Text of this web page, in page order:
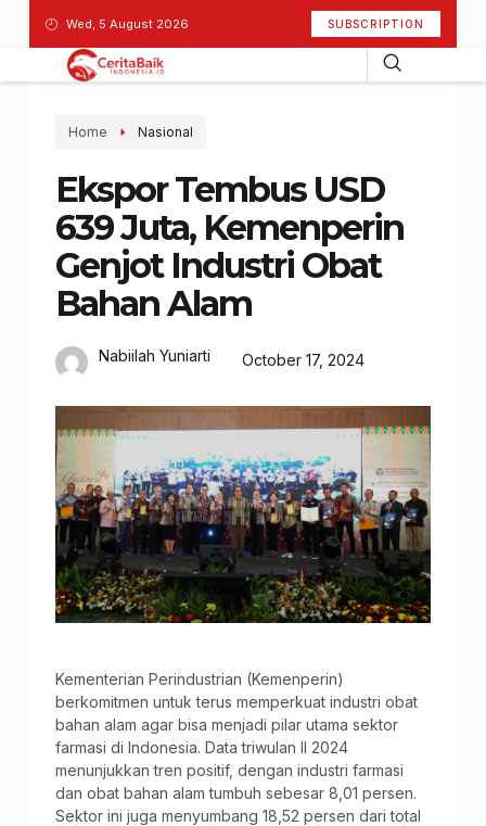
Wed, 5 August 2026 SUBSCRIPTION
Home Nasional
Ekspor Tembus USD
639 Juta, Kemenperin
Genjot Industri Obat
Bahan Alam
Nabiilah Yuniarti October 17, 2024
Kementerian Perindustrian (Kemenperin)
berkomitmen untuk terus memperkuat industri obat
bahan alam agar bisa menjadi pilar utama sektor
farmasi di Indonesia. Data triwulan II 2024
menunjukkan tren positif, dengan industri farmasi
dan obat bahan alam tumbuh sebesar 8,01 persen.
Sektor ini juga menyumbang 18,52 persen dari total